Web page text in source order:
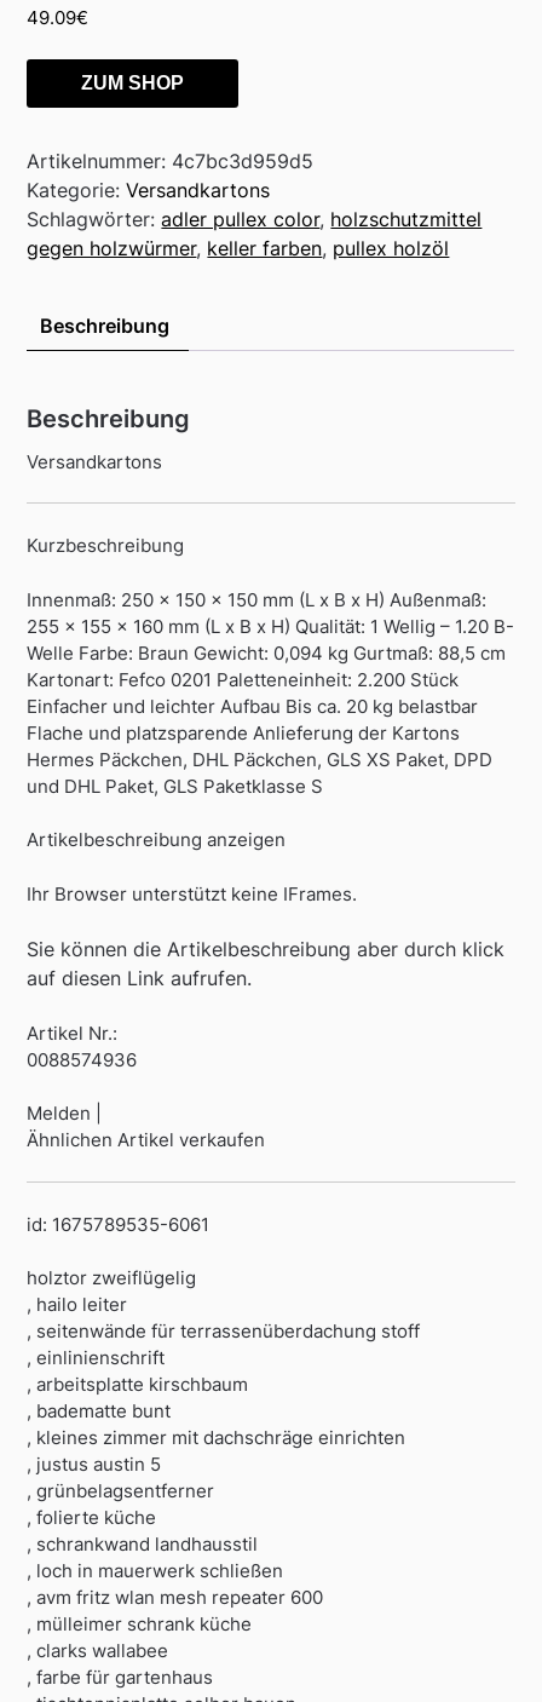
49.09€
ZUM SHOP
Artikelnummer: 4c7bc3d959d5
Kategorie:Versandkartons
Schlagwörter:adler pullex color, holzschutzmittel
gegen holzwürmer, keller farben, pullex holzöl
Beschreibung
Beschreibung
Versandkartons
Kurzbeschreibung
Innenmaß: 250 x 150 x 150 mm (L x B x H) Außenmaß:
255 x 155 x 160 mm (L x B x H) Qualität: 1 Wellig – 1.20 B-
Welle Farbe: Braun Gewicht: 0,094 kg Gurtmaß: 88,5 cm
Kartonart: Fefco 0201 Paletteneinheit: 2.200 Stück
Einfacher und leichter Aufbau Bis ca. 20 kg belastbar
Flache und platzsparende Anlieferung der Kartons
Hermes Päckchen, DHL Päckchen, GLS XS Paket, DPD
und DHL Paket, GLS Paketklasse S
Artikelbeschreibung anzeigen
Ihr Browser unterstützt keine IFrames.
Sie können die Artikelbeschreibung aber durch klick
auf diesen Link aufrufen.
Artikel Nr.:
0088574936
Melden |
Ähnlichen Artikel verkaufen
id: 1675789535-6061
holztor zweiflügelig
, hailo leiter
, seitenwände für terrassenüberdachung stoff
, einlinienschrift
, arbeitsplatte kirschbaum
, badematte bunt
, kleines zimmer mit dachschräge einrichten
, justus austin 5
, grünbelagsentferner
, folierte küche
, schrankwand landhausstil
, loch in mauerwerk schließen
, avm fritz wlan mesh repeater 600
, mülleimer schrank küche
, clarks wallabee
, farbe für gartenhaus